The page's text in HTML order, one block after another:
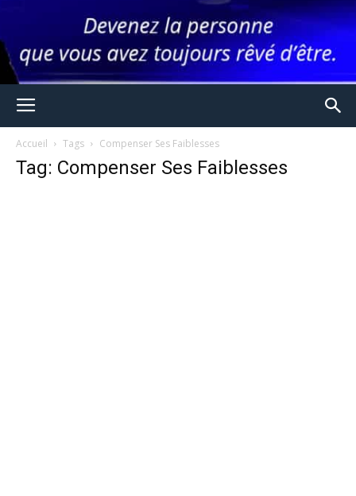
Accueil Tags Compenser Ses Faiblesses
Tag: Compenser Ses Faiblesses